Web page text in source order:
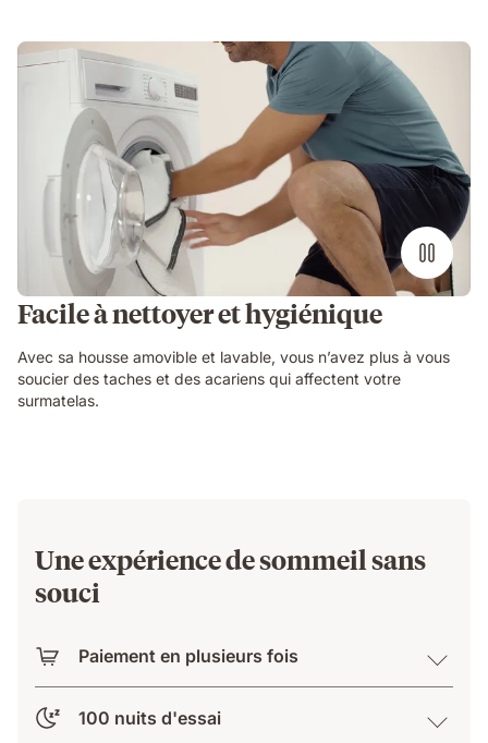
Facile à nettoyer et hygiénique
Avec sa housse amovible et lavable, vous n’avez plus à vous
soucier des taches et des acariens qui affectent votre
surmatelas.
Une expérience de sommeil sans
souci
Paiement en plusieurs fois
100 nuits d'essai